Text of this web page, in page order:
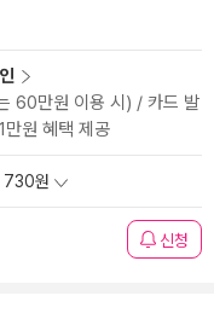
60만원 이용 시) / 카드 발
만원 혜택 제공
730원
신청